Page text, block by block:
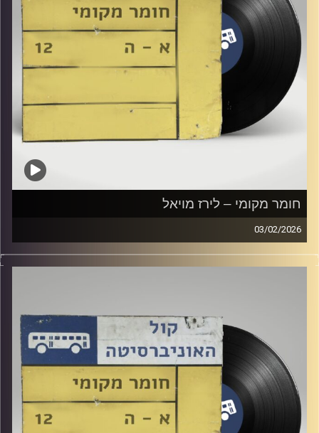
חומר מקומי – לירז מויאל
03/02/2026
שעה של מוזיקה ישראלית עם לירז מויאל